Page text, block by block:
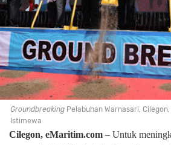
Groundbreaking Pelabuhan Warnasari,
Istimewa
Cilegon, eMaritim.com – Untuk